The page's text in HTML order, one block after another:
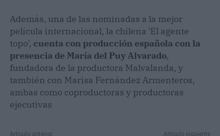
Además, una de las nominadas a la mejor
película internacional, la chilena 'El agente
topo', cuenta con producción española con la
presencia de María del Puy Alvarado,
fundadora de la productora Malvalanda, y
también con Marisa Fernández Armenteros,
ambas como coproductoras y productoras
ejecutivas
Artículo anterior Artículo siguiente